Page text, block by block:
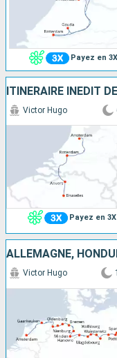
Payez en 3X
Payez en 3X
Victor Hugo
ALLEMAGNE,
Victor Hugo